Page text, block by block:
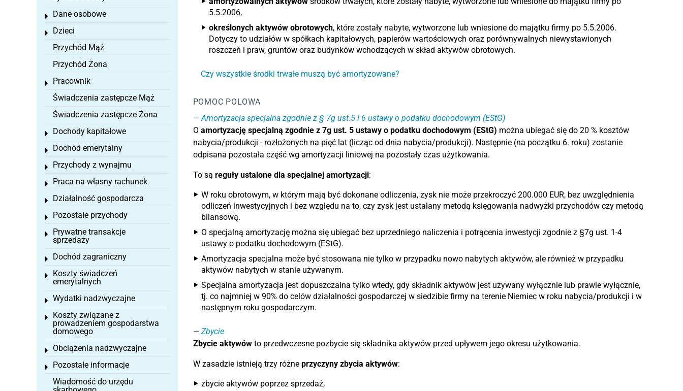
5.5.2006,
określonych aktywów obrotowych, które zostały nabyte, wytworzone lub wniesione do majątku firmy po 5.5.2006.
Dotyczy to udziałów w spółkach kapitałowych, papierów wartościowych oraz porównywalnych niewystawionych
roszczeń i praw, gruntów oraz budynków wchodzących w skład aktywów obrotowych.
Czy wszystkie środki trwałe muszą być amortyzowane?
POMOC POLOWA
Amortyzacja specjalna zgodnie z § 7g ust.5 i 6 ustawy o podatku dochodowym (EStG)
O amortyzację specjalną zgodnie z 7g ust. 5 ustawy o podatku dochodowym (EStG) można ubiegać się do 20 % kosztów
nabycia/produkcji - rozłożonych na pięć lat (licząc od dnia nabycia/produkcji). Następnie (na początku 6. roku) zostanie
odpisana pozostała część wg amortyzacji liniowej na pozostały czas użytkowania.
To są reguły ustalone dla specjalnej amortyzacji:
W roku obrotowym, w którym mają być dokonane odliczenia, zysk nie może przekroczyć 200.000 EUR, bez uwzględnienia
odliczeń inwestycyjnych i bez względu na to, czy zysk jest ustalany metodą księgowania nadwyżki przychodów czy metodą
bilansową.
O specjalną amortyzację można się ubiegać bez uprzedniego naliczenia i potrącenia inwestycji zgodnie z §7g ust. 1-4
ustawy o podatku dochodowym (EStG).
Amortyzacja specjalna może być stosowana nie tylko w przypadku nowo nabytych aktywów, ale również w przypadku
aktywów nabytych w stanie używanym.
Specjalna amortyzacja jest dopuszczalna tylko wtedy, gdy składnik aktywów jest używany wyłącznie lub prawie wyłącznie,
tj. co najmniej w 90% do celów działalności gospodarczej w siedzibie firmy na terenie Niemiec w roku nabycia/produkcji i w
następnym roku gospodarczym.
Zbycie
Zbycie aktywówto przedwczesne pozbycie się składnika aktywów przed upływem jego okresu użytkowania.
W zasadzie istnieją trzy różne przyczyny zbycia aktywów:
zbycie aktywów poprzez sprzedaż,
Dane osobowe
Toggle menu
Dzieci
Toggle menu
Przychód Mąż
Przychód Żona
Pracownik
Toggle menu
Świadczenia zastępcze Mąż
Świadczenia zastępcze Żona
Dochody kapitałowe
Toggle menu
Dochód emerytalny
Toggle menu
Przychody z wynajmu
Toggle menu
Praca na własny rachunek
Toggle menu
Działalność gospodarcza
Toggle menu
Pozostałe przychody
Toggle menu
Prywatne transakcje
sprzedaży
Toggle menu
Dochód zagraniczny
Toggle menu
Koszty świadczeń
emerytalnych
Toggle menu
Wydatki nadzwyczajne
Toggle menu
Koszty związane z
prowadzeniem gospodarstwa
domowego
Toggle menu
Obciążenia nadzwyczajne
Toggle menu
Pozostałe informacje
Toggle menu
Wiadomość do urzędu